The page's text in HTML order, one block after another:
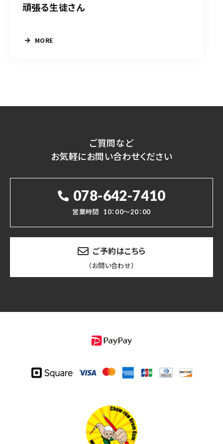
頑張る生徒さん
MORE
ご質問など
お気軽にお問い合わせください
078-642-7410
営業時間 10：00～20：00
ご予約はこちら
（お問い合わせ）